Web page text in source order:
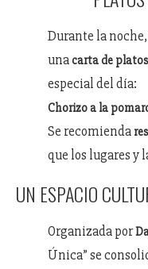
Durante la
unacarta de
especial del día:
Chorizo a la
Se recomienda
que los lugares y
UN ESPACIO
Organizada por
Única” se